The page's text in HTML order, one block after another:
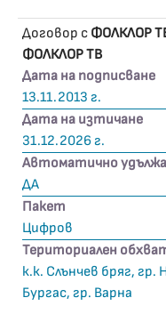
Договор с ФОЛКЛОР
ФОЛКЛОР ТВ
Дата на подписване
13.11.2013 г.
Дата на изтичане
31.12.2026 г.
Автоматично
ДА
Пакет
Цифров
Териториален
к.к. Слънчев бряг, гр.
Бургас, гр. Варна